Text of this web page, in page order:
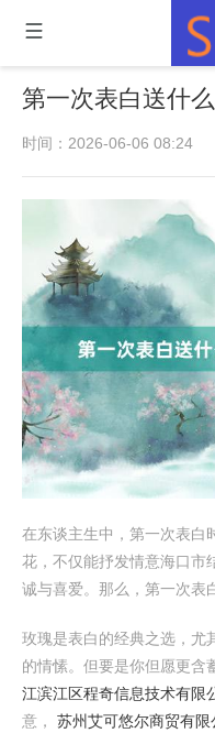
第一次表白送什
时间：2026-06-06 08:24
在东谈主生中，第一次表白
花，不仅能抒发情意海口市
诚与喜爱。那么，第一次表
玫瑰是表白的经典之选，尤
的情愫。但要是你但愿更含
江滨江区程奇信息技术有限
意， 苏州艾可悠尔商贸有限